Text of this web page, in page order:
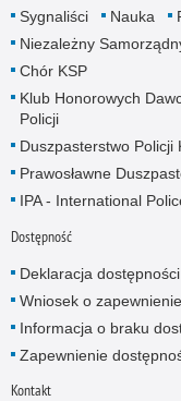
Sygnaliści
Nauka
Niezależny
Chór KSP
Klub Honorowych
Policji
Duszpasterstwo Policji
Prawosławne
IPA - International
Dostępność
Deklaracja dostępności
Wniosek o
Informacja o braku
Zapewnienie
Kontakt